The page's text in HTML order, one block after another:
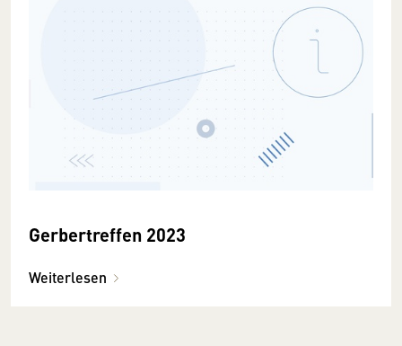
Gerbertreffen 2023
Weiterlesen